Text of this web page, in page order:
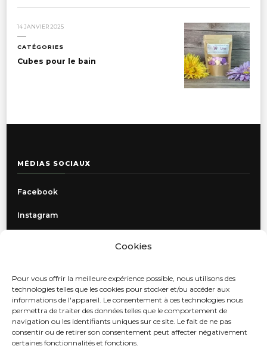
Cookies
Pour vous offrir la meilleure expérience possible, nous utilisons des
technologies telles que les cookies pour stocker et/ou accéder aux
informations de l'appareil. Le consentement à ces technologies nous
permettra de traiter des données telles que le comportement de
navigation ou les identifiants uniques sur ce site. Le fait de ne pas
consentir ou de retirer son consentement peut affecter négativement
certaines fonctionnalités et fonctions.
14 JANVIER 2025
CATÉGORIES
Cubes pour le bain
MÉDIAS SOCIAUX
Facebook
Instagram
Politique de confidentialité
Livraison, retours et échanges
Contact